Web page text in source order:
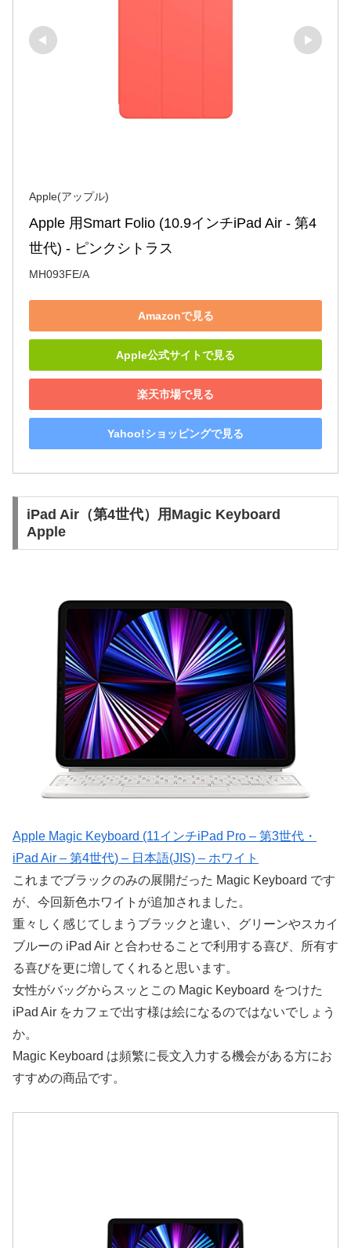
Apple(アップル)
Apple 用Smart Folio (10.9インチiPad Air - 第4
世代) - ピンクシトラス
MH093FE/A
Amazonで見る
Apple公式サイトで見る
楽天市場で見る
Yahoo!ショッピングで見る
iPad Air（第4世代）用Magic Keyboard
Apple
Apple Magic Keyboard (11インチiPad Pro – 第3世代・
iPad Air – 第4世代) – 日本語(JIS) – ホワイト
これまでブラックのみの展開だった Magic Keyboard です
が、今回新色ホワイトが追加されました。
重々しく感じてしまうブラックと違い、グリーンやスカイ
ブルーの iPad Air と合わせることで利用する喜び、所有す
る喜びを更に増してくれると思います。
女性がバッグからスッとこの Magic Keyboard をつけた
iPad Air をカフェで出す様は絵になるのではないでしょう
か。
Magic Keyboard は頻繁に長文入力する機会がある方にお
すすめの商品です。